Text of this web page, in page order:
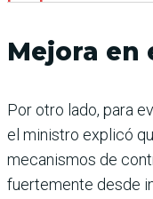
Mejora en
Por otro lado, para
el ministro explicó
mecanismos de
fuertemente desde